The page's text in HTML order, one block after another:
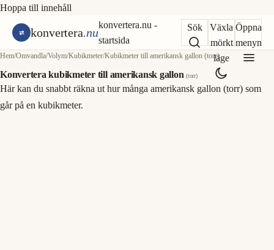
Hoppa till innehåll
konvertera.nu
konvertera.nu -
startsida
Sök
Växla
mörkt
läge
Öppna
menyn
Hem/Omvandla/Volym/Kubikmeter/Kubikmeter till amerikansk gallon (torr)
Konvertera kubikmeter till amerikansk gallon(torr)
Här kan du snabbt räkna ut hur många amerikansk gallon (torr) som
går på en kubikmeter.